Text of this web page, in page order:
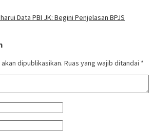
Data PBI JK: Begini Penjelasan BPJS
dipublikasikan. Ruas yang wajib ditandai *